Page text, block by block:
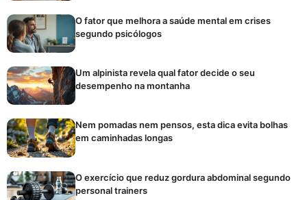
O fator que melhora a saúde mental em crises
segundo psicólogos
Um alpinista revela qual fator decide o seu
desempenho na montanha
Nem pomadas nem pensos, esta dica evita bolhas
em caminhadas longas
O exercício que reduz gordura abdominal segundo
personal trainers